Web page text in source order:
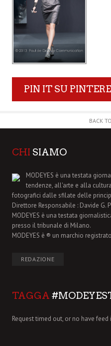
PIN IT SU
BACK
CHI SIAMO
MODEYES è una testata
tendenze, all'arte e alla
fotografici dalle sfilate delle
Direttore Responsabile : Davide G.
MODEYES è una testata
presso il tribunale di Milano.
MODEYES è ® un marchio registrato
REDAZIONE
TAGGA
Request timed out, or no have feed